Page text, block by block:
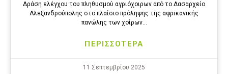
Δράση ελέγχου του πληθυσμού αγριόχοιρων από το Δασαρχείο
Αλεξανδρούπολης στο πλαίσιο πρόληψης της αφρικανικής
πανώλης των χοίρων…
ΠΕΡΙΣΣΟΤΕΡΑ
11 Σεπτεμβρίου 2025